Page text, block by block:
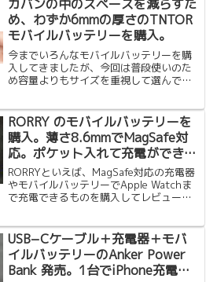
カバンの中のスペースを減らすた
め、わずか6mmの厚さのTNTOR
モバイルバッテリーを購入。
今までいろんなモバイルバッテリーを購
入してきましたが、今回は普段使いのた
め容量よりもサイズを重視して選んで購
です。普段の仕事用カバンや、ウェスト
バッグに入れれるよう...
RORRY のモバイルバッテリーを
購入。薄さ8.6mmでMagSafe対
応。ポケット入れて充電ができる
サイズは嬉しい
RORRYといえば、MagSafe対応の充電器
やモバイルバッテリーでApple Watchま
で充電できるものを購入してレビューし
て、遠出の場合はAnkerのモバイルバッ
テリーとの組み合わせで使ったりしてま
す。
USB−Cケーブル＋充電器＋モバ
イルバッテリーのAnker Power
Bank 発売。1台でiPhone充電に